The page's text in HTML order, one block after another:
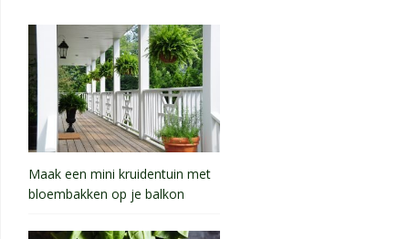
Maak een mini kruidentuin met
bloembakken op je balkon